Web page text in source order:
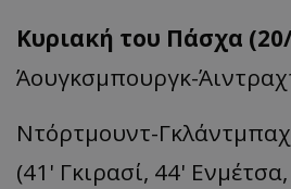
Κυριακή του Πάσχα
Άουγκσμπουργκ-
Ντόρτμουντ-
(41' Γκιρασί, 44'